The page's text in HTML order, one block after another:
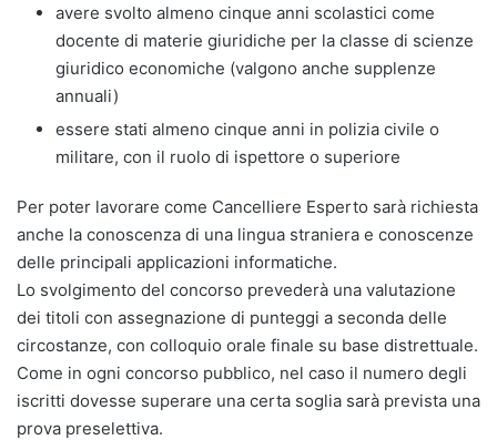
avere svolto almeno cinque anni scolastici come
docente di materie giuridiche per la classe di scienze
giuridico economiche (valgono anche supplenze
annuali)
essere stati almeno cinque anni in polizia civile o
militare, con il ruolo di ispettore o superiore
Per poter lavorare come Cancelliere Esperto sarà richiesta
anche la conoscenza di una lingua straniera e conoscenze
delle principali applicazioni informatiche.
Lo svolgimento del concorso prevederà una valutazione
dei titoli con assegnazione di punteggi a seconda delle
circostanze, con colloquio orale finale su base distrettuale.
Come in ogni concorso pubblico, nel caso il numero degli
iscritti dovesse superare una certa soglia sarà prevista una
prova preselettiva.